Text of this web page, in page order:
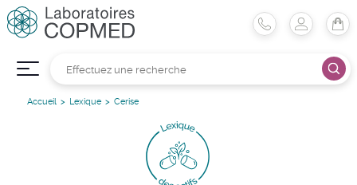
Accueil Lexique Cerise